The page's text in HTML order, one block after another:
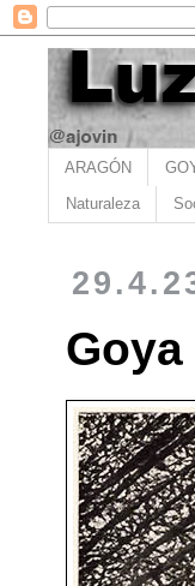
ARAGÓN
Naturaleza